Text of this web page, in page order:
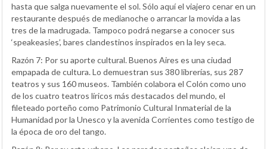
hasta que salga nuevamente el sol. Sólo aquí el viajero cenar en un
restaurante después de medianoche o arrancar la movida a las
tres de la madrugada. Tampoco podrá negarse a conocer sus
‘speakeasies’, bares clandestinos inspirados en la ley seca.
Razón 7: Por su aporte cultural. Buenos Aires es una ciudad
empapada de cultura. Lo demuestran sus 380 librerías, sus 287
teatros y sus 160 museos. También colabora el Colón como uno
de los cuatro teatros líricos más destacados del mundo, el
fileteado porteño como Patrimonio Cultural Inmaterial de la
Humanidad por la Unesco y la avenida Corrientes como testigo de
la época de oro del tango.